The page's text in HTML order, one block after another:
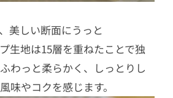
美しい断面にうっと
生地は15層を重ねたことで独
わっと柔らかく、しっとりし
味やコクを感じます。